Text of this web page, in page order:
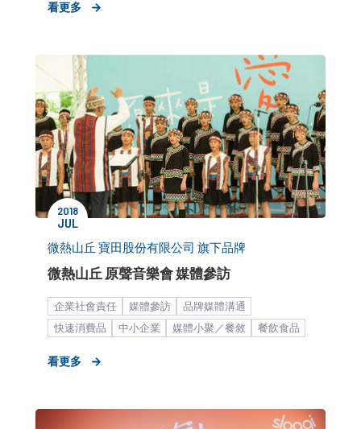
看更多
2018
JUL
微熱山丘 寶田股份有限公司 旗下品牌
微熱山丘 原聲音樂會 媒體參訪
企業社會責任 媒體參訪
品牌媒體溝通
快速消費品
中小企業 媒體小聚／餐敘
餐飲食品
看更多